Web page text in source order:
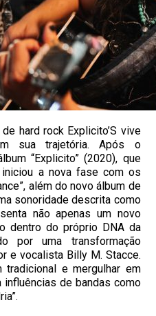
hard rock Explicito’S vive
sua trajetória. Após o
“Explicito” (2020), que
iniciou a nova fase com os
além do novo álbum de
sonoridade descrita como
não apenas um novo
dentro do próprio DNA da
por uma transformação
e vocalista Billy M. Stacce.
e mergulhar em
de bandas como